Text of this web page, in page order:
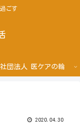
ごす
団法人 医ケアの輪
2020.04.30